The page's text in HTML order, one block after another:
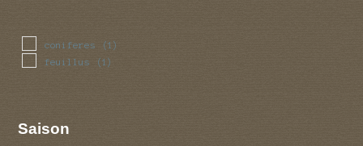
coniferes (1)
feuillus (1)
Saison